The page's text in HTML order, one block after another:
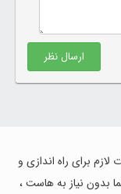
ارسال نظر
برای راه اندازی و
بدون نیاز به هاست ،